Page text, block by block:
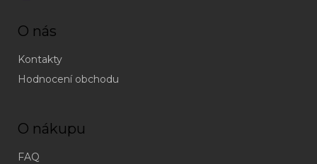
O nás
Kontakty
Hodnocení obchodu
O nákupu
FAQ